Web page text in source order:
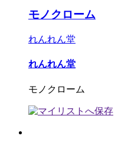
モノクローム
れんれん堂
れんれん堂
モノクローム